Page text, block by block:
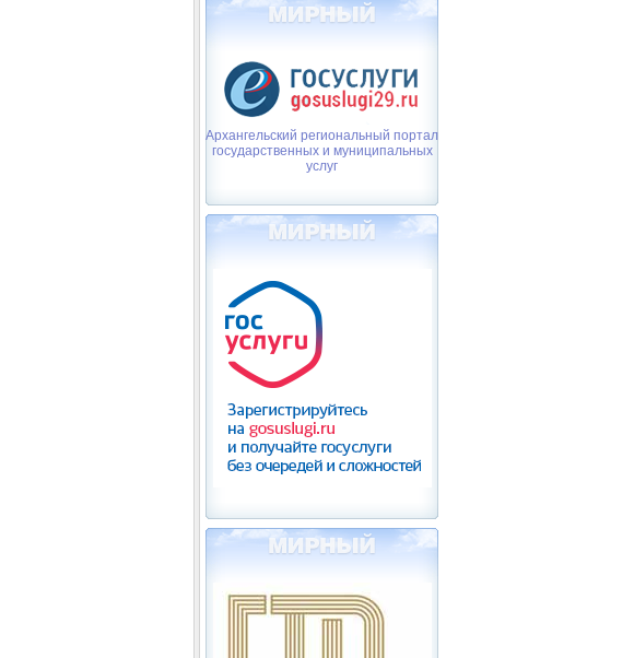
Архангельский региональный портал
государственных и муниципальных
услуг